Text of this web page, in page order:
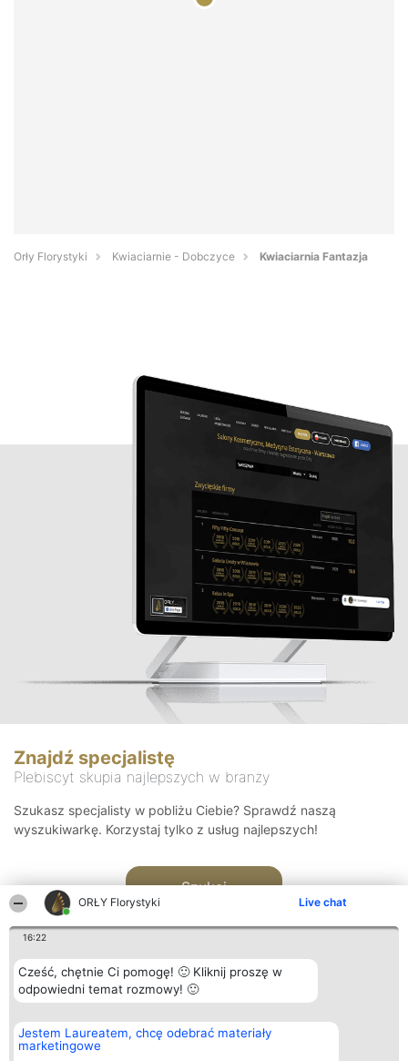
ORŁY Florystyki Live chat
16:22
Cześć, chętnie Ci pomogę! 🙂 Kliknij proszę w
odpowiedni temat rozmowy! 🙂
Jestem Laureatem, chcę odebrać materiały
marketingowe
Orły Florystyki Kwiaciarnie - Dobczyce Kwiaciarnia Fantazja
Znajdź specjalistę
Plebiscyt skupia najlepszych w branży
Szukasz specjalisty w pobliżu Ciebie? Sprawdź naszą
wyszukiwarkę. Korzystaj tylko z usług najlepszych!
Szukaj
Organizator plebiscytu
Bright Side Solutions sp. z o.
o. sp. k.
Plebiscyt
Laureaci
Kontakt
Kontakt